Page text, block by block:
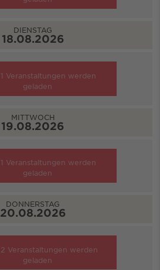
DIENSTAG
18.08.2026
1 Veranstaltungen werden
geladen
MITTWOCH
19.08.2026
1 Veranstaltungen werden
geladen
DONNERSTAG
20.08.2026
2 Veranstaltungen werden
geladen